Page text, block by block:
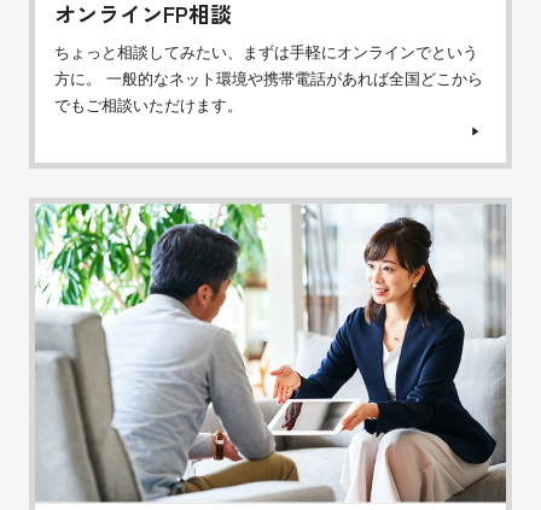
オンラインFP相談
ちょっと相談してみたい、まずは手軽にオンラインでという
方に。 一般的なネット環境や携帯電話があれば全国どこから
でもご相談いただけます。